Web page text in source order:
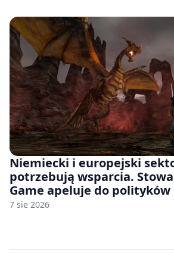
Niemiecki i europejski
potrzebują wsparcia.
Game apeluje do polityków
7 sie 2026